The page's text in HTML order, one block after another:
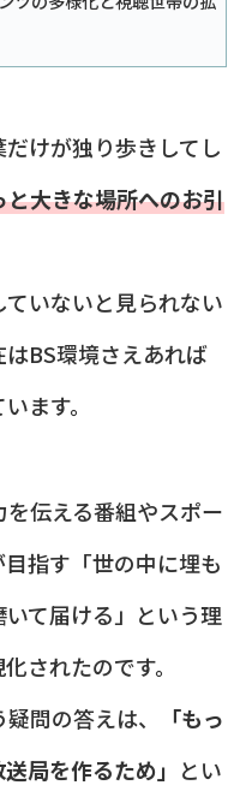
けが独り歩きしてし
と大きな場所へのお引
いないと見られない
BS環境さえあれば
ます。
伝える番組やスポー
指す「世の中に埋も
て届ける」という理
されたのです。
問の答えは、
「もっ
局を作るため」 とい